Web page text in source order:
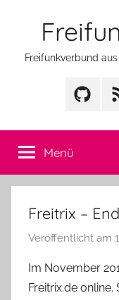
Freifunkverbund
GitHub
Menü
Freitrix –
Veröffentlicht am
Im November
Freitrix.de